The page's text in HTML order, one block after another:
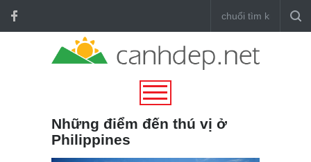
Những điểm đến thú vị ở
Philippines